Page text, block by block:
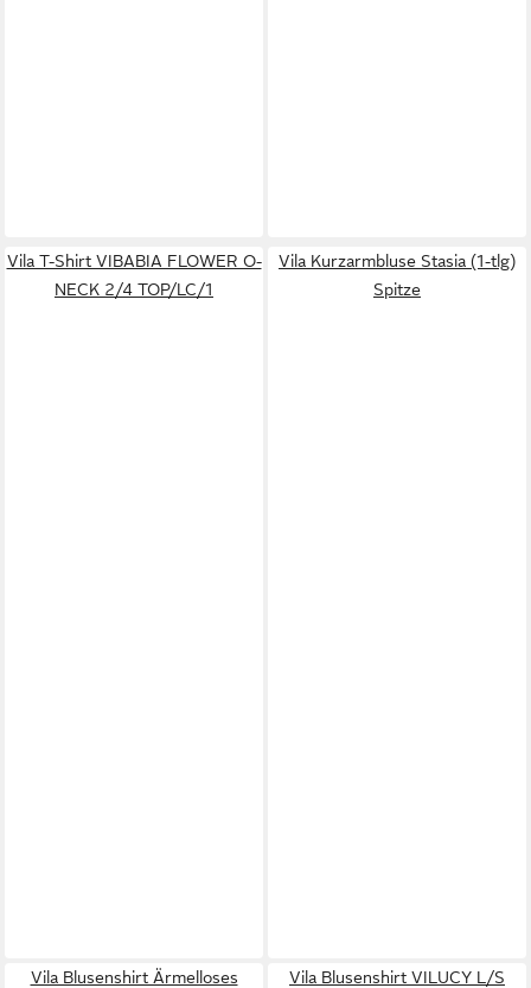
Vila T-Shirt VIBABIA FLOWER O-
NECK 2/4 TOP/LC/1
Vila Kurzarmbluse Stasia (1-tlg)
Spitze
Vila Blusenshirt Ärmelloses
Vila Blusenshirt VILUCY L/S